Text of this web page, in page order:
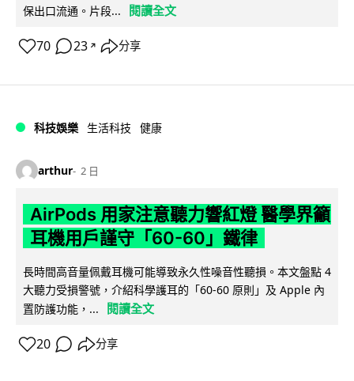
保出口流通。片段...
閱讀全文
70 23 ↗ 分享
科技娛樂 生活科技 健康
arthur 2 日
AirPods 用家注意聽力響紅燈 醫學界籲
耳機用戶謹守「60-60」鐵律
長時間高音量佩戴耳機可能導致永久性噪音性聽損。本文盤點 4
大聽力受損警號，介紹科學護耳的「60-60 原則」及 Apple 內
置防護功能，...
閱讀全文
20 分享